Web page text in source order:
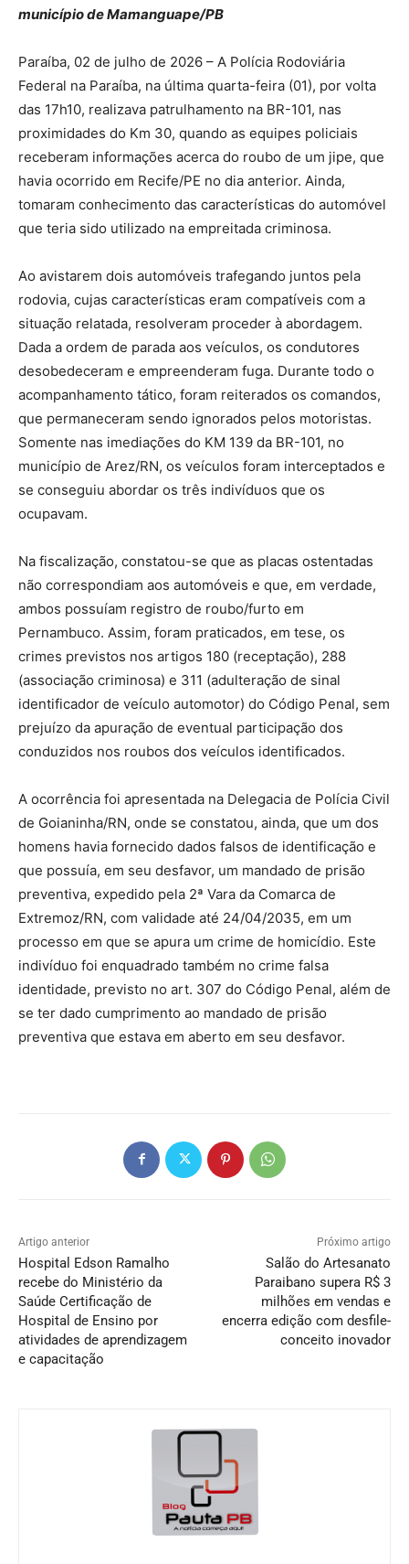
município de Mamanguape/PB
Paraíba, 02 de julho de 2026 – A Polícia Rodoviária
Federal na Paraíba, na última quarta-feira (01), por volta
das 17h10, realizava patrulhamento na BR-101, nas
proximidades do Km 30, quando as equipes policiais
receberam informações acerca do roubo de um jipe, que
havia ocorrido em Recife/PE no dia anterior. Ainda,
tomaram conhecimento das características do automóvel
que teria sido utilizado na empreitada criminosa.
Ao avistarem dois automóveis trafegando juntos pela
rodovia, cujas características eram compatíveis com a
situação relatada, resolveram proceder à abordagem.
Dada a ordem de parada aos veículos, os condutores
desobedeceram e empreenderam fuga. Durante todo o
acompanhamento tático, foram reiterados os comandos,
que permaneceram sendo ignorados pelos motoristas.
Somente nas imediações do KM 139 da BR-101, no
município de Arez/RN, os veículos foram interceptados e
se conseguiu abordar os três indivíduos que os
ocupavam.
Na fiscalização, constatou-se que as placas ostentadas
não correspondiam aos automóveis e que, em verdade,
ambos possuíam registro de roubo/furto em
Pernambuco. Assim, foram praticados, em tese, os
crimes previstos nos artigos 180 (receptação), 288
(associação criminosa) e 311 (adulteração de sinal
identificador de veículo automotor) do Código Penal, sem
prejuízo da apuração de eventual participação dos
conduzidos nos roubos dos veículos identificados.
A ocorrência foi apresentada na Delegacia de Polícia Civil
de Goianinha/RN, onde se constatou, ainda, que um dos
homens havia fornecido dados falsos de identificação e
que possuía, em seu desfavor, um mandado de prisão
preventiva, expedido pela 2ª Vara da Comarca de
Extremoz/RN, com validade até 24/04/2035, em um
processo em que se apura um crime de homicídio. Este
indivíduo foi enquadrado também no crime falsa
identidade, previsto no art. 307 do Código Penal, além de
se ter dado cumprimento ao mandado de prisão
preventiva que estava em aberto em seu desfavor.
Artigo anterior
Hospital Edson Ramalho
recebe do Ministério da
Saúde Certificação de
Hospital de Ensino por
atividades de aprendizagem
e capacitação
Próximo artigo
Salão do Artesanato
Paraibano supera R$ 3
milhões em vendas e
encerra edição com desfile-
conceito inovador